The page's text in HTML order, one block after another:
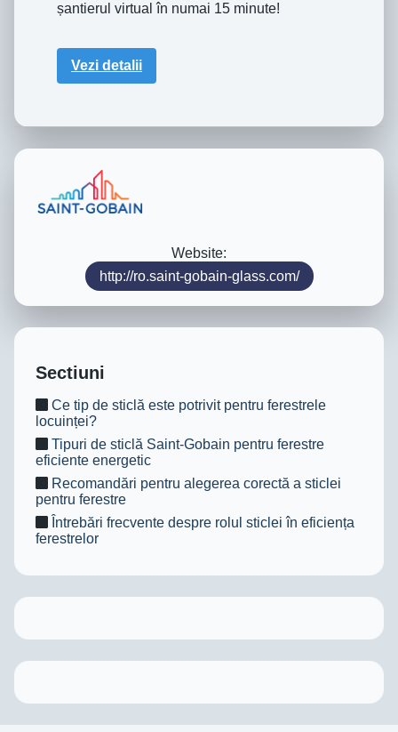
șantierul virtual în numai 15 minute!
Vezi detalii
Website:
http://ro.saint-gobain-glass.com/
Sectiuni
Ce tip de sticlă este potrivit pentru ferestrele
locuinței?
Tipuri de sticlă Saint-Gobain pentru ferestre
eficiente energetic
Recomandări pentru alegerea corectă a sticlei
pentru ferestre
Întrebări frecvente despre rolul sticlei în eficiența
ferestrelor